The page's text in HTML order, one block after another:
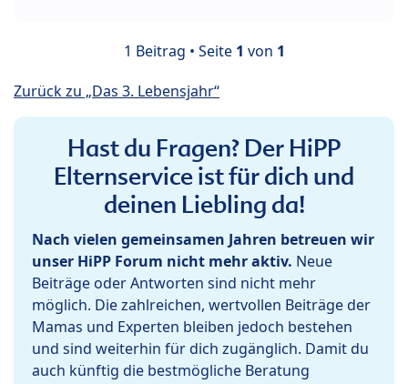
1 Beitrag • Seite 1 von 1
Zurück zu „Das 3. Lebensjahr“
Hast du Fragen? Der HiPP
Elternservice ist für dich und
deinen Liebling da!
Nach vielen gemeinsamen Jahren betreuen wir
unser HiPP Forum nicht mehr aktiv. Neue
Beiträge oder Antworten sind nicht mehr
möglich. Die zahlreichen, wertvollen Beiträge der
Mamas und Experten bleiben jedoch bestehen
und sind weiterhin für dich zugänglich. Damit du
auch künftig die bestmögliche Beratung